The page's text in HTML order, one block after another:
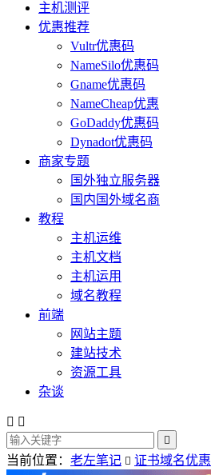
主机测评
优惠推荐
Vultr优惠码
NameSilo优惠码
Gname优惠码
NameCheap优惠
GoDaddy优惠码
Dynadot优惠码
商家专题
国外独立服务器
国内国外域名商
教程
主机运维
主机文档
主机运用
域名教程
前端
网站主题
建站技术
资源工具
杂谈
 

当前位置： 老左笔记  证书域名优惠